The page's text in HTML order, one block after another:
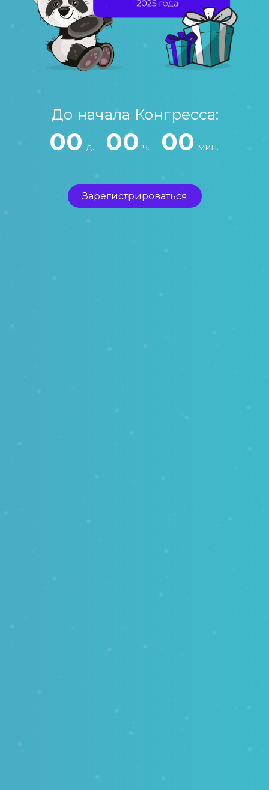
До начала Конгресса:
00 д. 00 ч. 00 мин.
Зарегистрироваться